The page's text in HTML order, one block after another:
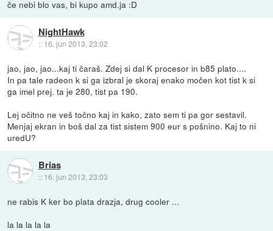
če nebi blo vas, bi kupo amd.ja :D
NightHawk
:: 16. jun 2013, 23:02
jao, jao, jao...kaj ti čaraš. Zdej si dal K procesor in b85 plato....
In pa tale radeon k si ga izbral je skoraj enako močen kot tist k si
ga imel prej. ta je 280, tist pa 190.
Lej očitno ne veš točno kaj in kako, zato sem ti pa gor sestavil.
Menjaj ekran in boš dal za tist sistem 900 eur s pošnino. Kaj to ni
uredU?
Brias
:: 16. jun 2013, 23:03
ne rabis K ker bo plata drazja, drug cooler ...
la la la la la